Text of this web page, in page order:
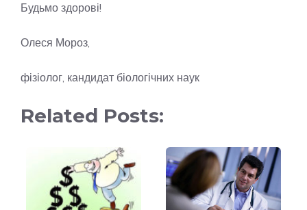
Будьмо здорові!
Олеся Мороз,
фізіолог, кандидат біологічних наук
Related Posts: